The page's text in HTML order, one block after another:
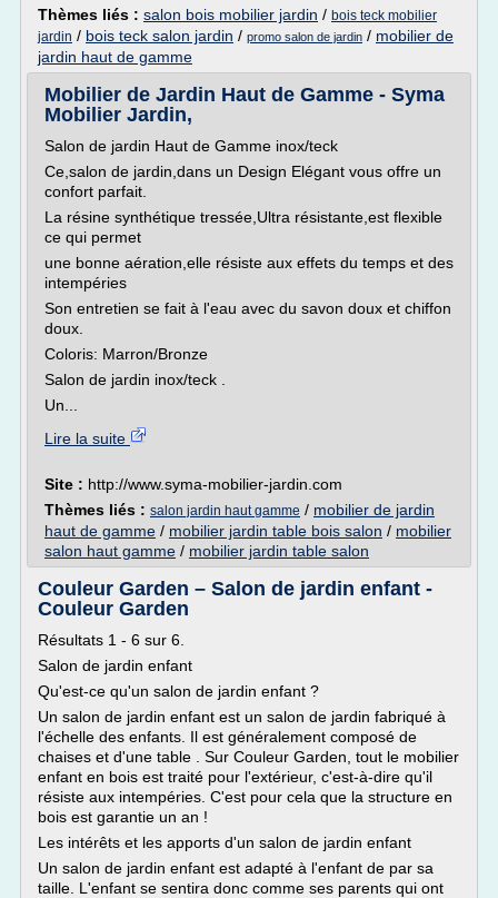
Thèmes liés : salon bois mobilier jardin / bois teck mobilier
jardin / bois teck salon jardin / promo salon de jardin / mobilier de
jardin haut de gamme
Mobilier de Jardin Haut de Gamme - Syma
Mobilier Jardin,
Salon de jardin Haut de Gamme inox/teck
Ce,salon de jardin,dans un Design Elégant vous offre un
confort parfait.
La résine synthétique tressée,Ultra résistante,est flexible
ce qui permet
une bonne aération,elle résiste aux effets du temps et des
intempéries
Son entretien se fait à l'eau avec du savon doux et chiffon
doux.
Coloris: Marron/Bronze
Salon de jardin inox/teck .
Un...
Lire la suite
Site : http://www.syma-mobilier-jardin.com
Thèmes liés : salon jardin haut gamme / mobilier de jardin
haut de gamme / mobilier jardin table bois salon / mobilier
salon haut gamme / mobilier jardin table salon
Couleur Garden – Salon de jardin enfant -
Couleur Garden
Résultats 1 - 6 sur 6.
Salon de jardin enfant
Qu'est-ce qu'un salon de jardin enfant ?
Un salon de jardin enfant est un salon de jardin fabriqué à
l'échelle des enfants. Il est généralement composé de
chaises et d'une table . Sur Couleur Garden, tout le mobilier
enfant en bois est traité pour l'extérieur, c'est-à-dire qu'il
résiste aux intempéries. C'est pour cela que la structure en
bois est garantie un an !
Les intérêts et les apports d'un salon de jardin enfant
Un salon de jardin enfant est adapté à l'enfant de par sa
taille. L'enfant se sentira donc comme ses parents qui ont